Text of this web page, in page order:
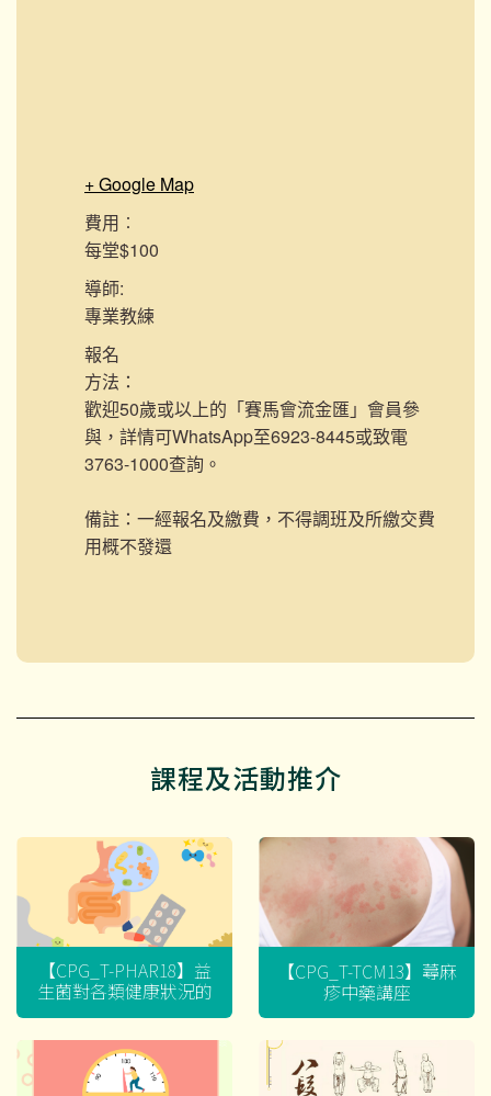
+ Google Map
費用︰
每堂$100
導師:
專業教練
報名
方法：
歡迎50歲或以上的「賽馬會流金匯」會員參
與，詳情可WhatsApp至6923-8445或致電
3763-1000查詢。
備註：一經報名及繳費，不得調班及所繳交費
用概不發還
課程及活動推介
【CPG_T-PHAR18】益
生菌對各類健康狀況的
迷思
【CPG_T-TCM13】蕁麻
疹中藥講座